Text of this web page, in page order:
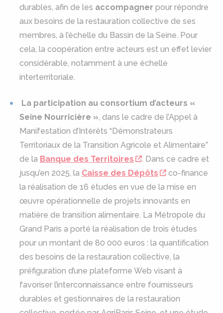
durables, afin de les accompagner pour répondre
aux besoins de la restauration collective de ses
membres, à l’échelle du Bassin de la Seine. Pour
cela, la coopération entre acteurs est un effet levier
considérable, notamment à une échelle
interterritoriale.
La participation au consortium d’acteurs «
Seine Nourricière », dans le cadre de l’Appel à
Manifestation d’Intérêts “Démonstrateurs
Territoriaux de la Transition Agricole et Alimentaire”
de la Banque des Territoires
. Dans ce cadre et
jusqu’en 2025, la Caisse des Dépôts
co-finance
la réalisation de 16 études en vue de la mise en
œuvre opérationnelle de projets innovants en
matière de transition alimentaire. La Métropole du
Grand Paris a porté la réalisation de trois études
pour un montant de 80 000 euros : la quantification
des besoins de la restauration collective, la
préfiguration d’une plateforme Web visant à
favoriser l’interconnaissance entre fournisseurs
durables et gestionnaires de la restauration